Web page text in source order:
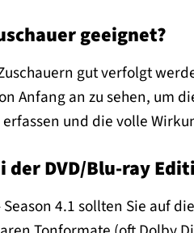
geeignet?
gut verfolgt
Anfang an zu sehen, um
und die volle
DVD/Blu-ray
4.1 sollten Sie auf